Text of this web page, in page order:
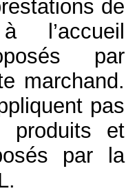
de
l’accueil
par
marchand.
pas
et
par la